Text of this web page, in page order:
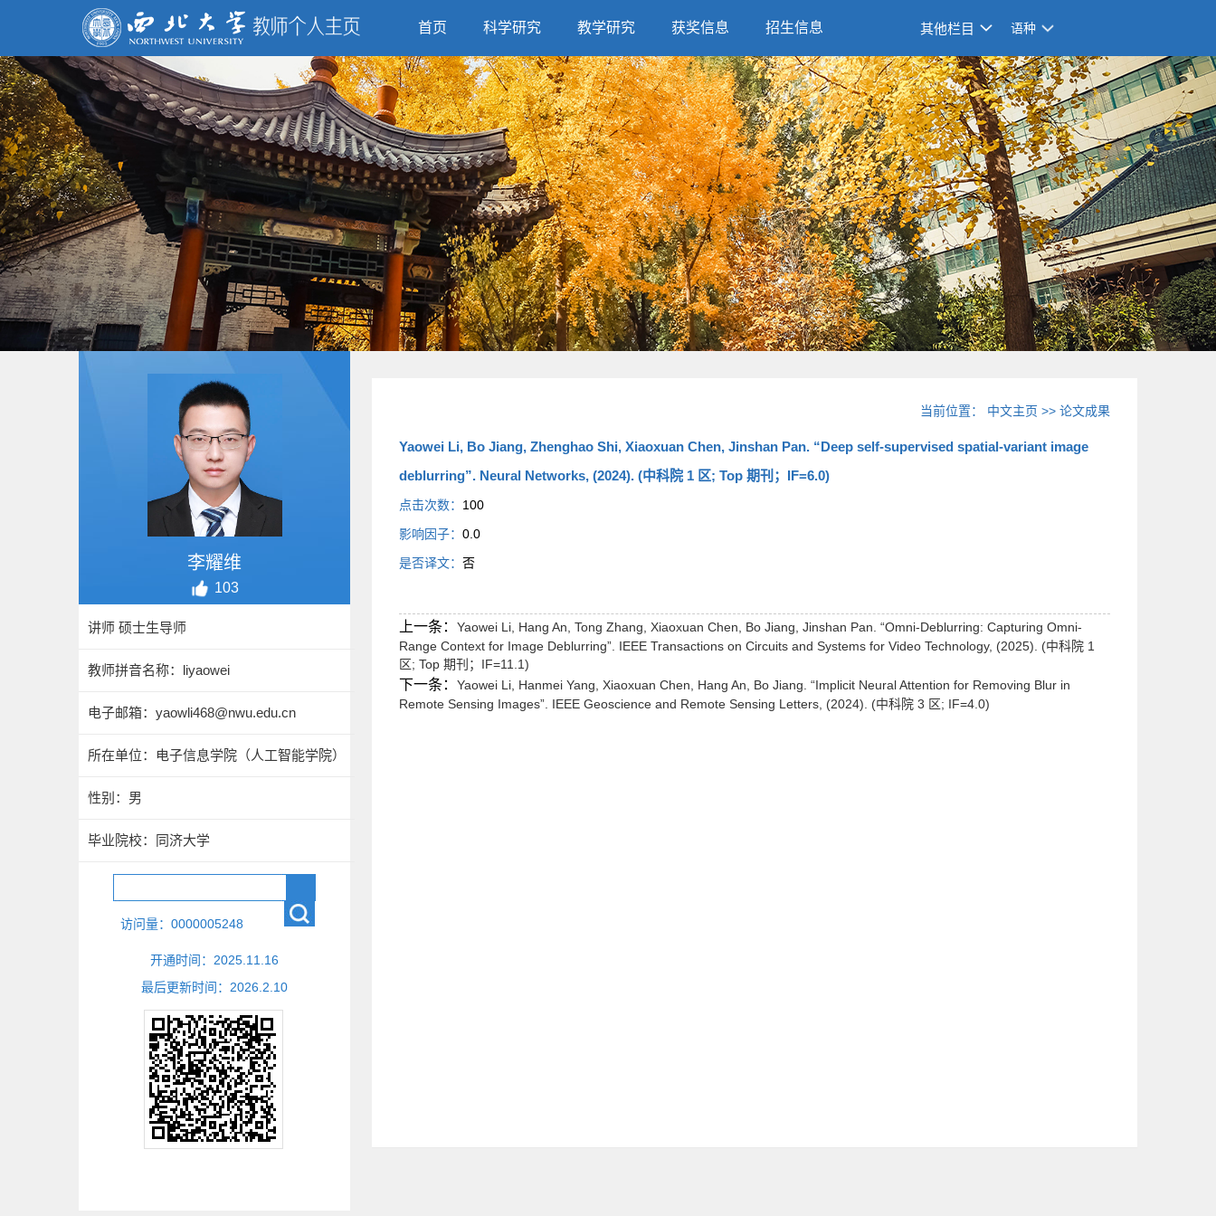
首页 科学研究 教学研究 获奖信息 招生信息 其他栏目 语种
李耀维
103
讲师 硕士生导师
教师拼音名称：liyaowei
电子邮箱： yaowli468@nwu.edu.cn
所在单位：电子信息学院（人工智能学院）
性别：男
毕业院校：同济大学
访问量： 0000005248
开通时间： 2025 11 16
最后更新时间： 2026 2 10
当前位置： 中文主页 >>论文成果
Yaowei Li, Bo Jiang, Zhenghao Shi, Xiaoxuan Chen, Jinshan Pan. “Deep self-supervised spatial-variant image
deblurring”. Neural Networks, (2024). (中科院 1 区; Top 期刊；IF=6.0)
点击次数： 100
影响因子： 0.0
是否译文： 否
上一条： Yaowei Li, Hang An, Tong Zhang, Xiaoxuan Chen, Bo Jiang, Jinshan Pan. “Omni-Deblurring: Capturing Omni-
Range Context for Image Deblurring”. IEEE Transactions on Circuits and Systems for Video Technology, (2025). (中科院 1
区; Top 期刊；IF=11.1)
下一条： Yaowei Li, Hanmei Yang, Xiaoxuan Chen, Hang An, Bo Jiang. “Implicit Neural Attention for Removing Blur in
Remote Sensing Images”. IEEE Geoscience and Remote Sensing Letters, (2024). (中科院 3 区; IF=4.0)